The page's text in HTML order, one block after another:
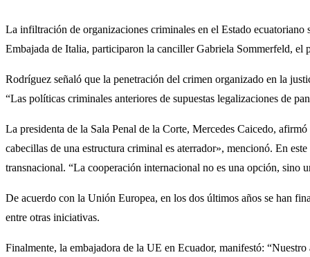
La infiltración de organizaciones criminales en el Estado
Embajada de Italia, participaron la canciller Gabriela Sommerfeld, el
Rodríguez señaló que la penetración del crimen organizado en la
“Las políticas criminales anteriores de supuestas legalizaciones de
La presidenta de la Sala Penal de la Corte, Mercedes Caicedo,
cabecillas de una estructura criminal es aterrador», mencionó. En
transnacional. “La cooperación internacional no es una opción, sino
De acuerdo con la Unión Europea, en los dos últimos años se han
entre otras iniciativas.
Finalmente, la embajadora de la UE en Ecuador, manifestó: